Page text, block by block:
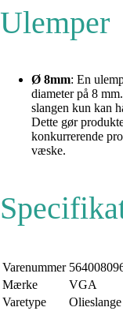
Ulemper
Ø 8mm: En
diameter på 8
slangen kun kan
Dette gør
konkurrerende
væske.
Varenummer
Mærke
VGA
Varetype
Olieslange